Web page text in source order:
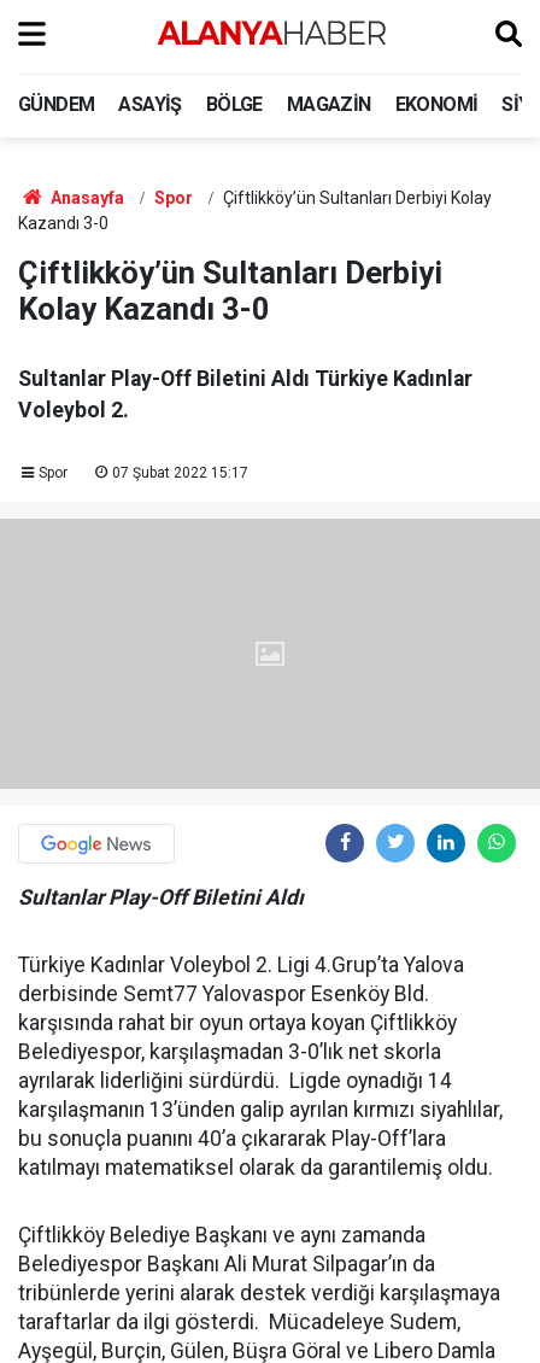
GÜNDEM ASAYIŞ BÖLGE MAGAZIN EKONOMI
Anasayfa Spor
Çiftlikköy’ün Sultanları Derbiyi Kolay
Kazandı 3-0
Çiftlikköy’ün Sultanları Derbiyi
Kolay Kazandı 3-0
Sultanlar Play-Off Biletini Aldı Türkiye Kadınlar
Voleybol 2.
Spor 07 Şubat 2022 15:17
Sultanlar Play-Off Biletini Aldı
Türkiye Kadınlar Voleybol 2. Ligi 4.Grup’ta Yalova
derbisinde Semt77 Yalovaspor Esenköy Bld.
karşısında rahat bir oyun ortaya koyan Çiftlikköy
Belediyespor, karşılaşmadan 3-0’lık net skorla
ayrılarak liderliğini sürdürdü. Ligde oynadığı 14
karşılaşmanın 13’ünden galip ayrılan kırmızı siyahlılar,
bu sonuçla puanını 40’a çıkararak Play-Off’lara
katılmayı matematiksel olarak da garantilemiş oldu.
Çiftlikköy Belediye Başkanı ve aynı zamanda
Belediyespor Başkanı Ali Murat Silpagar’ın da
tribünlerde yerini alarak destek verdiği karşılaşmaya
taraftarlar da ilgi gösterdi. Mücadeleye Sudem,
Ayşegül, Burçin, Gülen, Büşra Göral ve Libero Damla